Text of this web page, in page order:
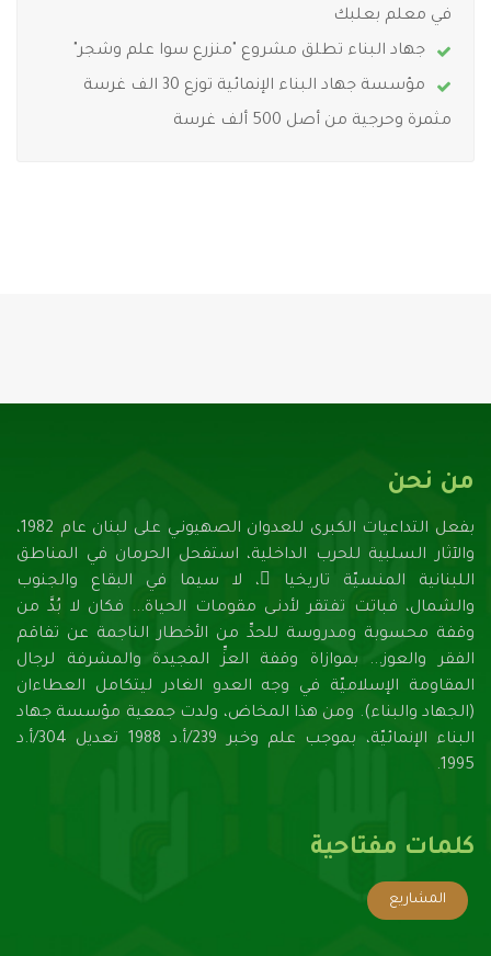
في معلم بعلبك
جهاد البناء تطلق مشروع "منزرع سوا علم وشجر"
مؤسسة جهاد البناء الإنمائية توزع 30 الف غرسة
مثمرة وحرجية من أصل 500 ألف غرسة
من نحن
بفعل التداعيات الكبرى للعدوان الصهيونـي على لبنان عام 1982،
والآثار السلبية للحرب الداخلية، استفحل الحرمان في المناطق
اللبنانية المنسيّة تاريخيا ً، لا سيما في البقاع والجنوب
والشمال، فباتت تفتقر لأدنـى مقومات الحياة... فكان لا بُدَّ من
وقفة محسوبة ومدروسة للحدِّ من الأخطار الناجمة عن تفاقم
الفقر والعوز... بموازاة وقفة العزِّ المجيدة والمشرفة لرجال
المقاومة الإسلاميّة في وجه العدو الغادر ليتكامل العطاءان
(الجهاد والبناء). ومن هذا المخاض، ولدت جمعية مؤسسة جهاد
البناء الإنمائيّة، بموجب علم وخبر 239/أ.د 1988 تعديل 304/أ.د
1995.
كلمات مفتاحية
المشاريع